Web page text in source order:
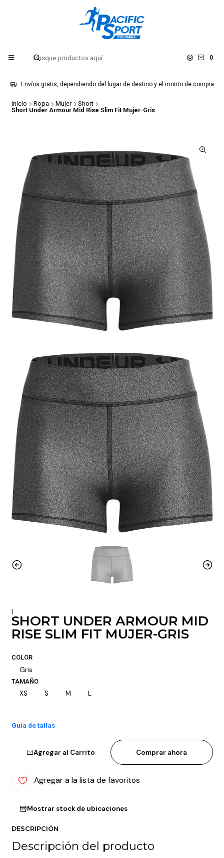
0
Envíos gratis, dependiendo del lugar de destino y el monto de compra
Inicio Ropa Mujer
Short
Short Under Armour Mid Rise Slim Fit Mujer-Gris
|
SHORT UNDER ARMOUR MID
RISE SLIM FIT MUJER-GRIS
COLOR
Gris
TAMAÑO
XS S M L
Guía de tallas
Agregar al Carrito Comprar ahora
Agregar a la lista de favoritos
Mostrar stock de ubicaciones
DESCRIPCIÓN
Descripción del producto